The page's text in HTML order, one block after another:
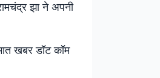
झा ने अपनी
खबर डॉट कॉम